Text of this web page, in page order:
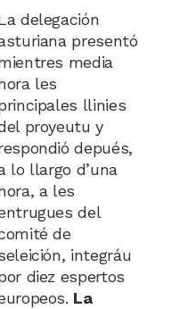
delegación
presentó
media
les
llinies
proyeutu y
depués,
lo llargo d’una
a les
del
de
integráu
diez espertos
La